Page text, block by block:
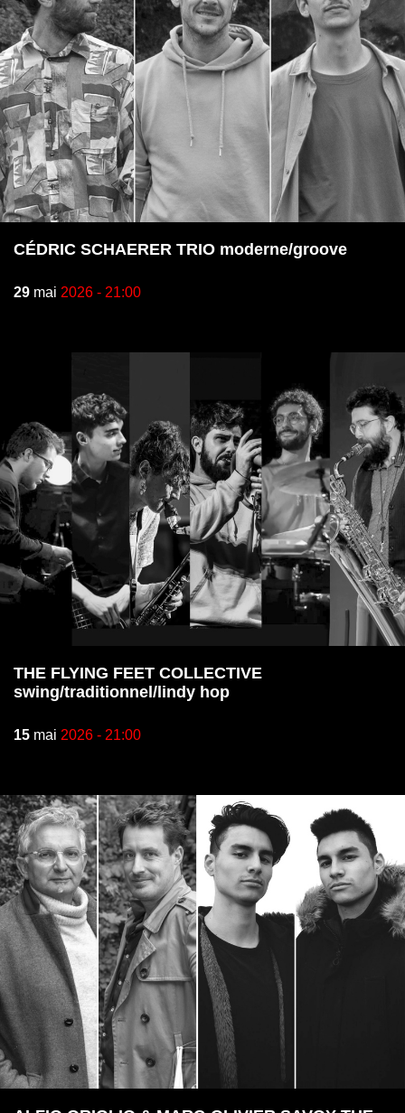
CÉDRIC SCHAERER TRIO moderne/groove
29 mai 2026 - 21:00
THE FLYING FEET COLLECTIVE
swing/traditionnel/lindy hop
15 mai 2026 - 21:00